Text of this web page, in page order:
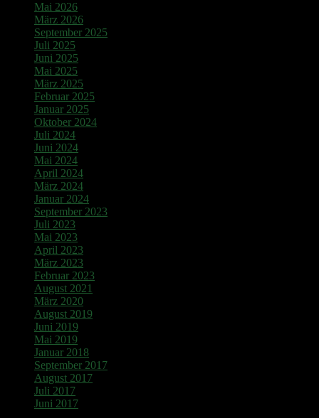
Mai 2026
März 2026
September 2025
Juli 2025
Juni 2025
Mai 2025
März 2025
Februar 2025
Januar 2025
Oktober 2024
Juli 2024
Juni 2024
Mai 2024
April 2024
März 2024
Januar 2024
September 2023
Juli 2023
Mai 2023
April 2023
März 2023
Februar 2023
August 2021
März 2020
August 2019
Juni 2019
Mai 2019
Januar 2018
September 2017
August 2017
Juli 2017
Juni 2017